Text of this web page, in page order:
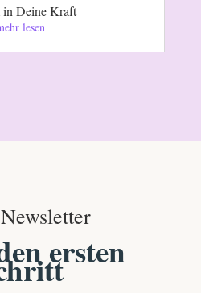
Deine Kraft
lesen
ersten